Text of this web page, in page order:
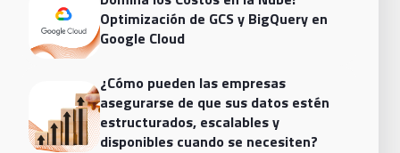
Optimización de GCS y BigQuery en
Google Cloud
¿Cómo pueden las empresas
asegurarse de que sus datos estén
estructurados, escalables y
disponibles cuando se necesiten?